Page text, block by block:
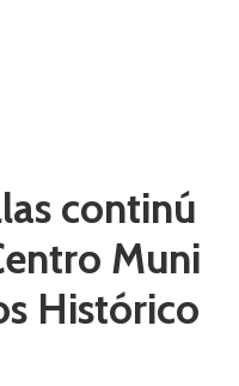
continú
Muni
Histórico